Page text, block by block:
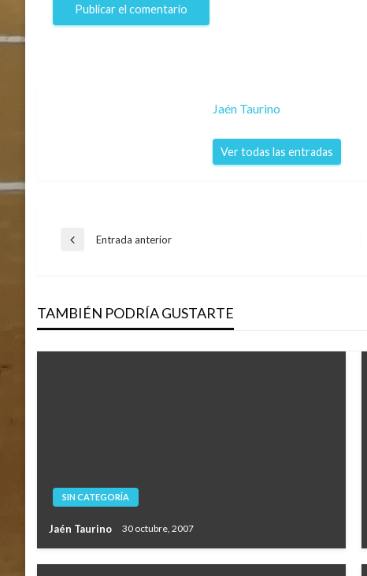
Jaén Taurino
Ver todas las entradas
Navegación
entradas
Entrada
Entrada anterior
TAMBIÉN PODRÍA GUSTARTE
SIN CATEGORÍA
Jaén Taurino 30 octubre, 2007